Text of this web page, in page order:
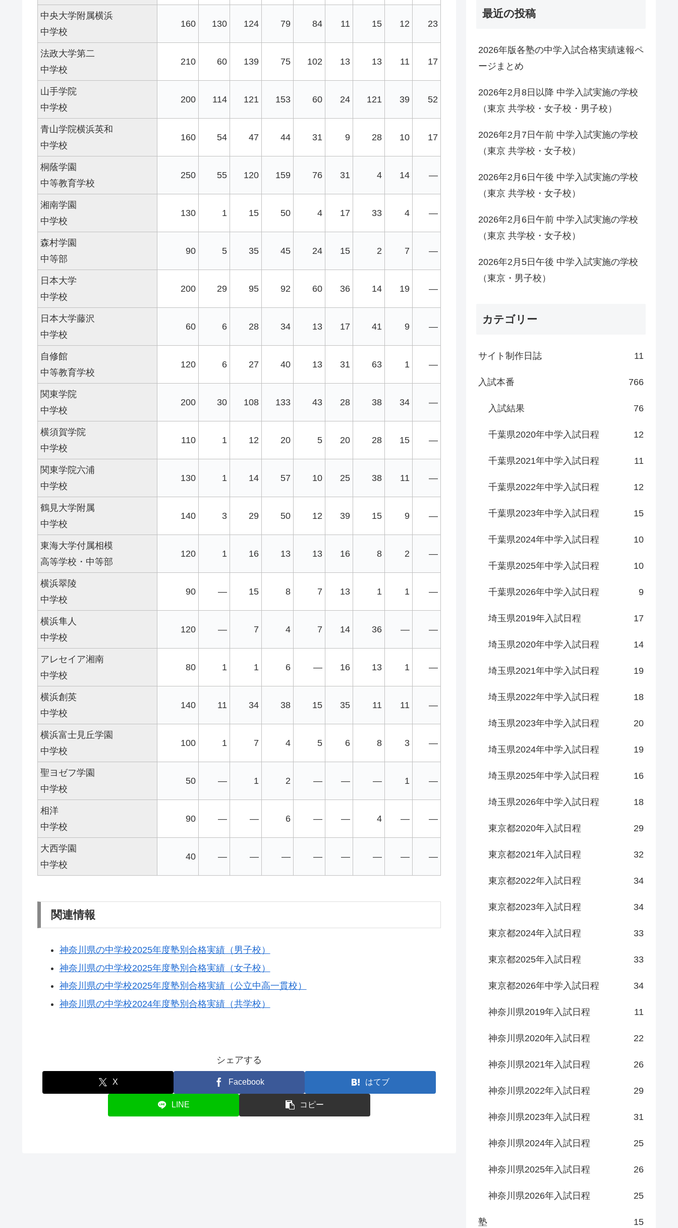
中央大学附属横浜
中学校
160 130 124 79 84 11 15 12 23
法政大学第二
中学校
210 60 139 75 102 13 13 11 17
山手学院
中学校
200 114 121 153 60 24 121 39 52
青山学院横浜英和
中学校
160 54 47 44 31 9 28 10 17
桐蔭学園
中等教育学校
250 55 120 159 76 31 4 14 —
湘南学園
中学校
130 1 15 50 4 17 33 4 —
森村学園
中等部
90 5 35 45 24 15 2 7 —
日本大学
中学校
200 29 95 92 60 36 14 19 —
日本大学藤沢
中学校
60 6 28 34 13 17 41 9 —
自修館
中等教育学校
120 6 27 40 13 31 63 1 —
関東学院
中学校
200 30 108 133 43 28 38 34 —
横須賀学院
中学校
110 1 12 20 5 20 28 15 —
関東学院六浦
中学校
130 1 14 57 10 25 38 11 —
鶴見大学附属
中学校
140 3 29 50 12 39 15 9 —
東海大学付属相模
高等学校・中等部
120 1 16 13 13 16 8 2 —
横浜翠陵
中学校
90 — 15 8 7 13 1 1 —
横浜隼人
中学校
120 — 7 4 7 14 36 — —
アレセイア湘南
中学校
80 1 1 6 — 16 13 1 —
横浜創英
中学校
140 11 34 38 15 35 11 11 —
横浜富士見丘学園
中学校
100 1 7 4 5 6 8 3 —
聖ヨゼフ学園
中学校
50 — 1 2 — — — 1 —
相洋
中学校
90 — — 6 — — 4 — —
大西学園
中学校
40 — — — — — — — —
関連情報
神奈川県の中学校2025年度塾別合格実績（男子校）
神奈川県の中学校2025年度塾別合格実績（女子校）
神奈川県の中学校2025年度塾別合格実績（公立中高一貫校）
神奈川県の中学校2024年度塾別合格実績（共学校）
シェアする
X Facebook はてブ
LINE コピー
最近の投稿
2026年版各塾の中学入試合格実績速報ペ
ージまとめ
2026年2月8日以降 中学入試実施の学校
（東京 共学校・女子校・男子校）
2026年2月7日午前 中学入試実施の学校
（東京 共学校・女子校）
2026年2月6日午後 中学入試実施の学校
（東京 共学校・女子校）
2026年2月6日午前 中学入試実施の学校
（東京 共学校・女子校）
2026年2月5日午後 中学入試実施の学校
（東京・男子校）
カテゴリー
サイト制作日誌 11
入試本番 766
入試結果 76
千葉県2020年中学入試日程 12
千葉県2021年中学入試日程 11
千葉県2022年中学入試日程 12
千葉県2023年中学入試日程 15
千葉県2024年中学入試日程 10
千葉県2025年中学入試日程 10
千葉県2026年中学入試日程 9
埼玉県2019年入試日程 17
埼玉県2020年中学入試日程 14
埼玉県2021年中学入試日程 19
埼玉県2022年中学入試日程 18
埼玉県2023年中学入試日程 20
埼玉県2024年中学入試日程 19
埼玉県2025年中学入試日程 16
埼玉県2026年中学入試日程 18
東京都2020年入試日程 29
東京都2021年入試日程 32
東京都2022年入試日程 34
東京都2023年入試日程 34
東京都2024年入試日程 33
東京都2025年入試日程 33
東京都2026年中学入試日程 34
神奈川県2019年入試日程 11
神奈川県2020年入試日程 22
神奈川県2021年入試日程 26
神奈川県2022年入試日程 29
神奈川県2023年入試日程 31
神奈川県2024年入試日程 25
神奈川県2025年入試日程 26
神奈川県2026年入試日程 25
塾 15